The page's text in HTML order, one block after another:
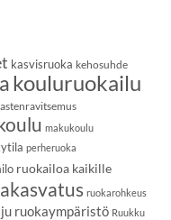
kasvisruoka kehosuhde
kouluruokailu
makukoulu
perheruoka
ruokailoa kaikille
ruokarohkeus
ruokaympäristö Ruukku